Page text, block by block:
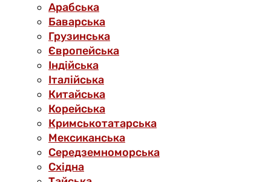
Арабська
Баварська
Грузинська
Європейська
Індійська
Італійська
Китайська
Корейська
Кримськотатарська
Мексиканська
Середземноморська
Східна